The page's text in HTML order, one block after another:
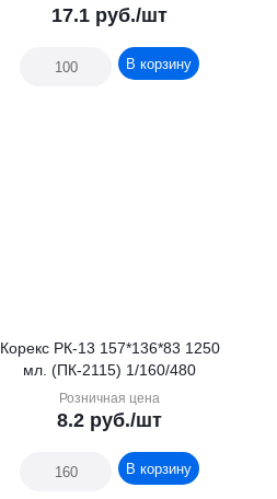
17.1 руб./шт
В корзину
Корекс РК-13 157*136*83 1250
мл. (ПК-2115) 1/160/480
Розничная цена
8.2 руб./шт
В корзину